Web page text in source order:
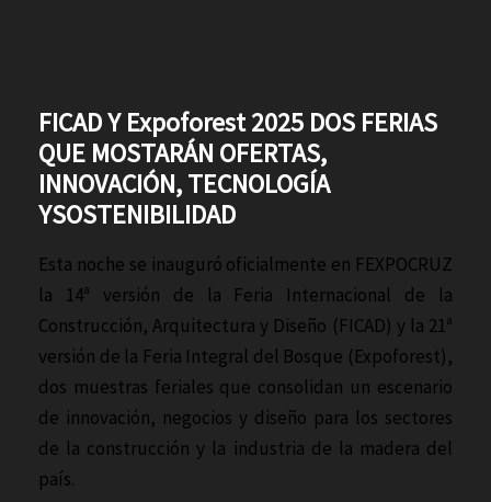
FICAD Y Expoforest 2025 DOS FERIAS
QUE MOSTARÁN OFERTAS,
INNOVACIÓN, TECNOLOGÍA
YSOSTENIBILIDAD
Esta noche se inauguró oficialmente en FEXPOCRUZ
la 14ª versión de la Feria Internacional de la
Construcción, Arquitectura y Diseño (FICAD) y la 21ª
versión de la Feria Integral del Bosque (Expoforest),
dos muestras feriales que consolidan un escenario
de innovación, negocios y diseño para los sectores
de la construcción y la industria de la madera del
país.